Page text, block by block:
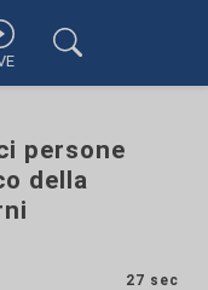
persone
della
27 sec